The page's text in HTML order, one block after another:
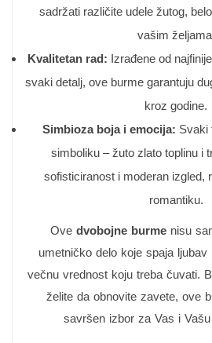
sadržati različite udele žutog,
vašim
Kvalitetan rad: Izrađene od
svaki detalj, ove burme garantuju
kroz godine.
Simbioza boja i emocija: Svaki
simboliku – žuto zlato toplinu i
sofisticiranost i moderan izgled,
romantiku.
Ove dvobojne burmenisu
umetničko delo koje spaja
večnu vrednost koju treba čuvati.
želite da obnovite zavete, ove
savršen izbor za Vas i